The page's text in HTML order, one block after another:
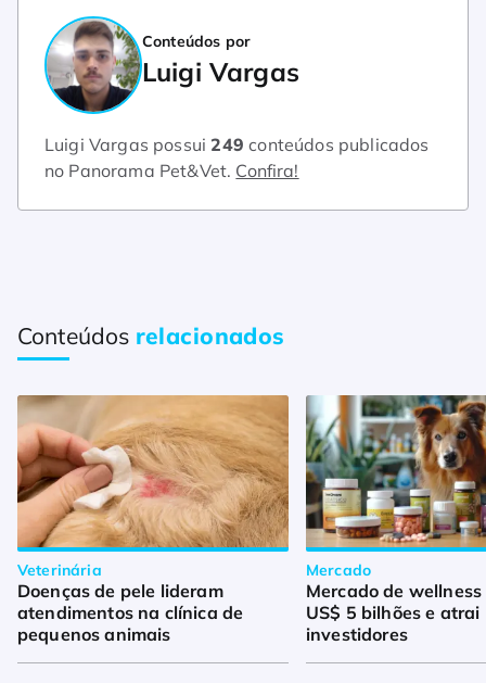
Conteúdos por
Luigi Vargas
Luigi Vargas possui 249 conteúdos publicados
no Panorama Pet&Vet. Confira!
Conteúdos relacionados
Veterinária
Doenças de pele lideram
atendimentos na clínica de
pequenos animais
Mercado
Mercado de
US$ 5 bilhões e atrai
investidores